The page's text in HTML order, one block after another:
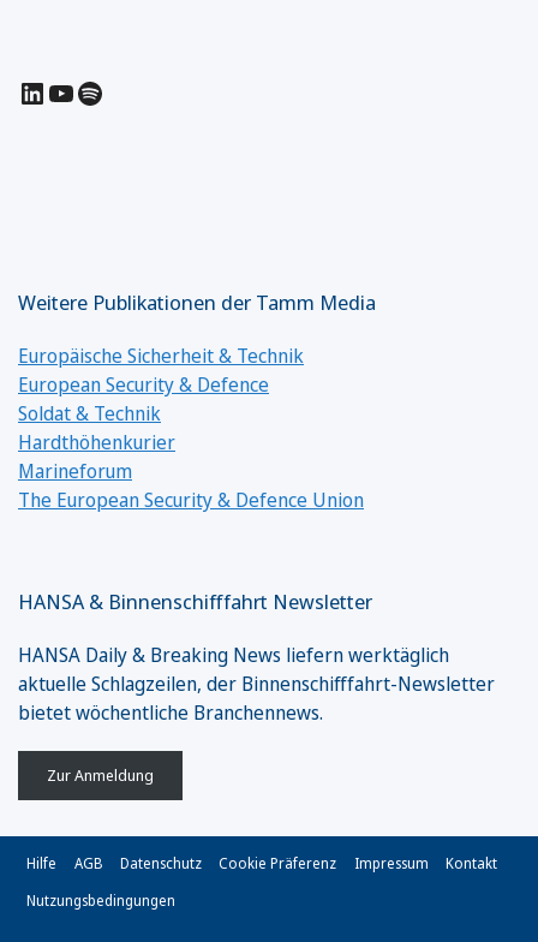
LinkedIn
YouTube
Spotify
Weitere Publikationen der Tamm Media
Europäische Sicherheit & Technik
European Security & Defence
Soldat & Technik
Hardthöhenkurier
Marineforum
The European Security & Defence Union
HANSA & Binnenschifffahrt Newsletter
HANSA Daily & Breaking News liefern werktäglich
aktuelle Schlagzeilen, der Binnenschifffahrt-Newsletter
bietet wöchentliche Branchennews.
Zur Anmeldung
Hilfe AGB Datenschutz Cookie Präferenz Impressum
Kontakt
Nutzungsbedingungen